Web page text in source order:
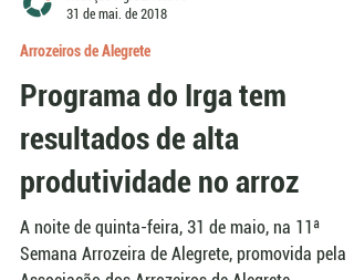
Redação AgroEffective
31 de mai. de 2018
Arrozeiros de Alegrete
Programa do Irga tem
resultados de alta